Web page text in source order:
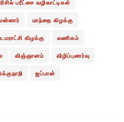
பரீட்சை வழிகாட்டிகள்
மாந்தை கிழக்கு
கிழக்கு வணிகம்
விஞ்ஞானம் விழிப்புணர்வு
ஜப்பான்